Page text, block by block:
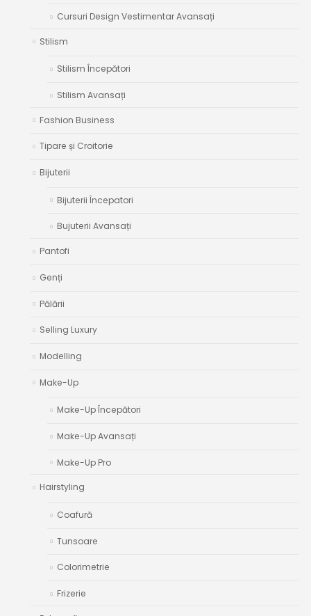
Cursuri Design Vestimentar Avansați
Stilism
Stilism Începători
Stilism Avansați
Fashion Business
Tipare și Croitorie
Bijuterii
Bijuterii Începatori
Bujuterii Avansați
Pantofi
Genți
Pălării
Selling Luxury
Modelling
Make-Up
Make-Up Începători
Make-Up Avansați
Make-Up Pro
Hairstyling
Coafură
Tunsoare
Colorimetrie
Frizerie